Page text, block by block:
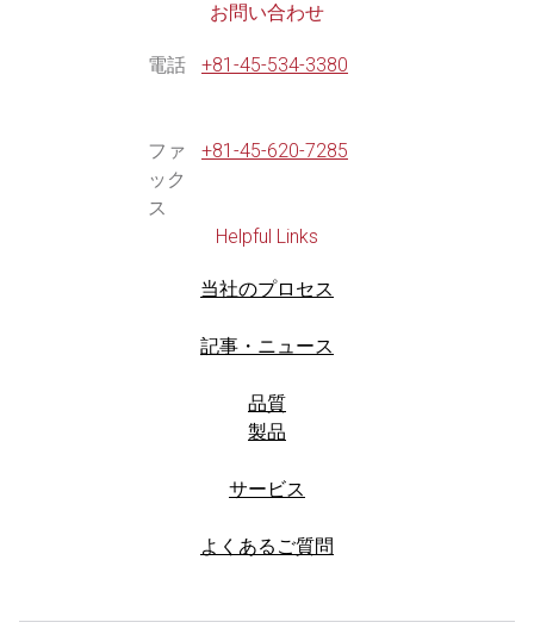
お問い合わせ
電話 +81-45-534-3380
ファ
ック
ス
+81-45-620-7285
Helpful Links
当社のプロセス
記事・ニュース
品質
製品
サービス
よくあるご質問